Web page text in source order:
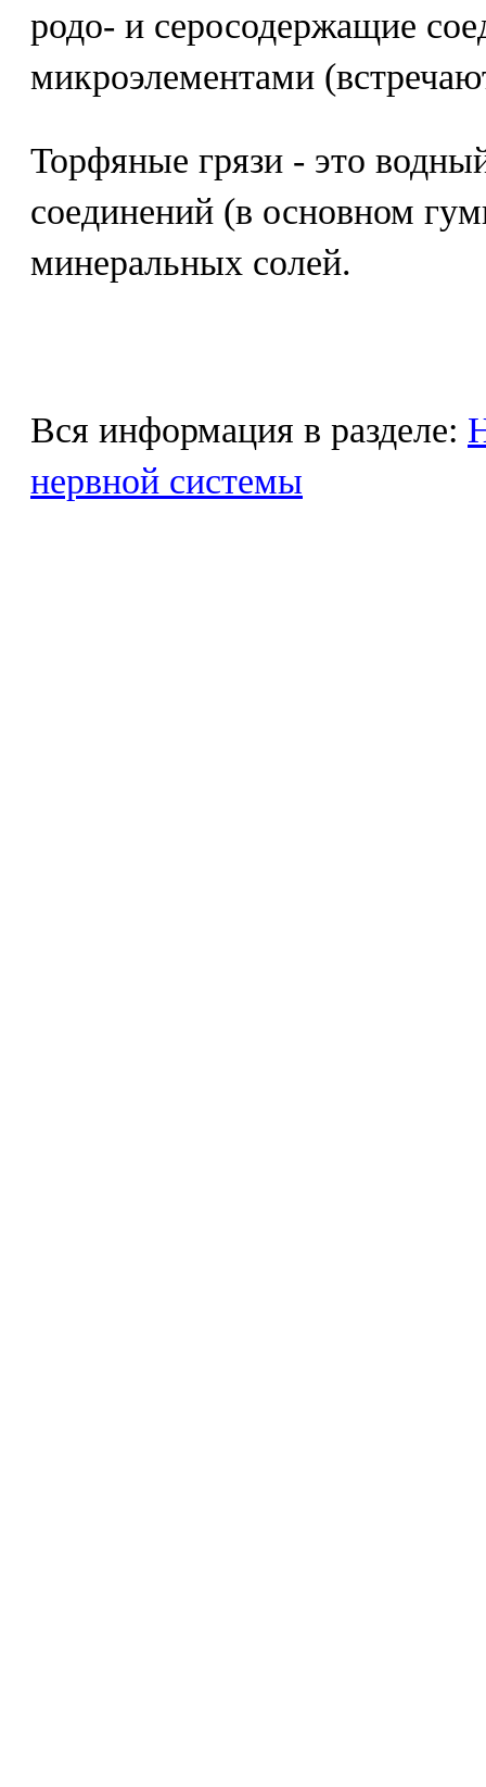
родо- и серосодержащие
микроэлементами
Торфяные грязи - это
соединений (в основном
минеральных солей.
Вся информация в разделе:
нервной системы